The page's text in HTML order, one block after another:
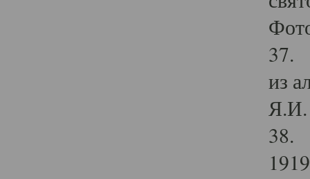
37.
из
Я.И.
38.